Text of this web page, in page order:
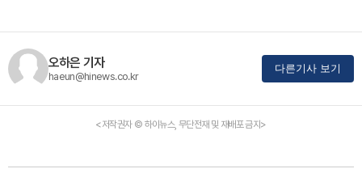
오하은 기자
haeun@hinews.co.kr
다른기사 보기
<저작권자 © 하이뉴스, 무단전재 및 재배포 금지>